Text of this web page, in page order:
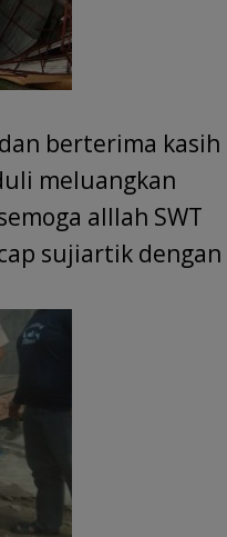
berterima kasih
meluangkan
alllah SWT
sujiartik dengan